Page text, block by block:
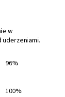
w
96%
100%